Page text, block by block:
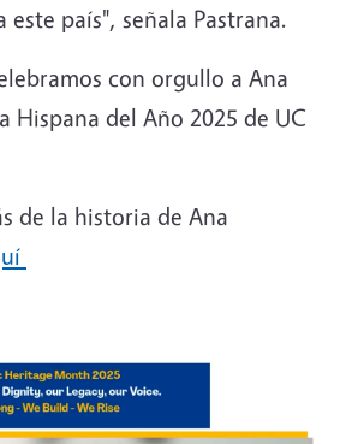
este país", señala Pastrana.
con orgullo a Ana
Hispana del Año 2025 de UC
de la historia de Ana